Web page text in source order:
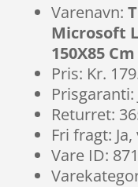
Varenavn:
Microsoft
150X85
Pris: Kr.
Prisgaranti:
Returret:
Fri fragt:
Vare ID: